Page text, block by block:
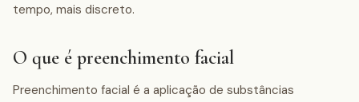
tempo, mais discreto.
O que é preenchimento facial
Preenchimento facial é a aplicação de substâncias